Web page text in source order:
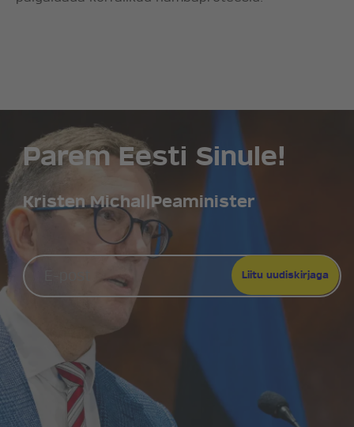
Parem Eesti Sinule!
Kristen Michal Peaminister